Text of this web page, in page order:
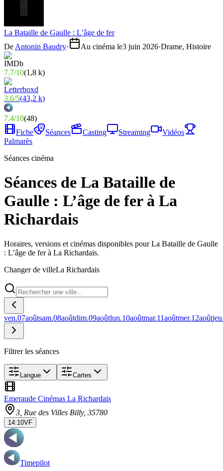
La Bataille de Gaulle : L’âge de fer
De Antonin Baudry· Au cinéma le3 juin 2026·Drame, Histoire
7.7/10(1,8 k)
3.6/5(43,2 k)
7.4/10(48)
Fiche
Séances Casting Streaming
Vidéos
Palmarès
Séances cinéma
Séances de La Bataille de
Gaulle : L’âge de fer à La
Richardais
Horaires, versions et cinémas disponibles pour La Bataille de Gaulle
: L’âge de fer à La Richardais.
Changer de villeLa Richardais
ven.07aoûtsam.08aoûtdim.09aoûtlun.10aoûtmar.11aoûtmer.12août
Filtrer les séances
Langue Cartes
Emeraude Cinémas La Richardais
3, Rue des Villes Billy, 35780
14:10VF
Timepilot